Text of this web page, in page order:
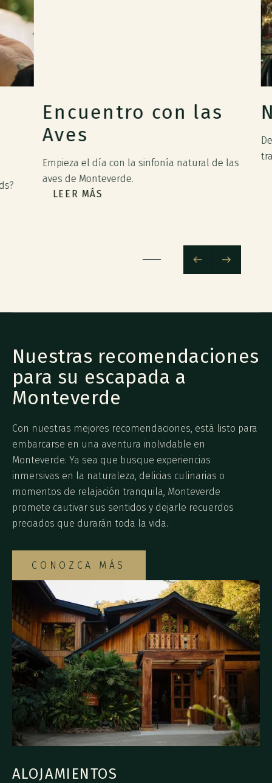
Encuentro con las
Aves
Empieza el día con la sinfonía natural de las
aves de Monteverde.
LEER MÁS
Nuestras recomendaciones
para su escapada a
Monteverde
Con nuestras mejores recomendaciones, está listo para
embarcarse en una aventura inolvidable en
Monteverde. Ya sea que busque experiencias
inmersivas en la naturaleza, delicias culinarias o
momentos de relajación tranquila, Monteverde
promete cautivar sus sentidos y dejarle recuerdos
preciados que durarán toda la vida.
CONOZCA MÁS
ALOJAMIENTOS